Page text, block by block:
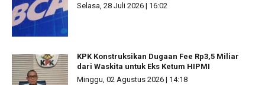
Selasa, 28 Juli 2026 | 16:02
KPK Konstruksikan Dugaan Fee Rp3,5 Miliar
dari Waskita untuk Eks Ketum HIPMI
Minggu, 02 Agustus 2026 | 14:18